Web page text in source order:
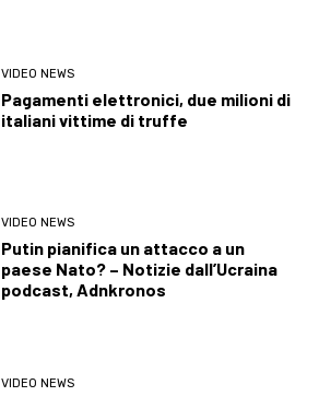
VIDEO NEWS
Pagamenti elettronici, due milioni di
italiani vittime di truffe
VIDEO NEWS
Putin pianifica un attacco a un
paese Nato? – Notizie dall’Ucraina
podcast, Adnkronos
VIDEO NEWS